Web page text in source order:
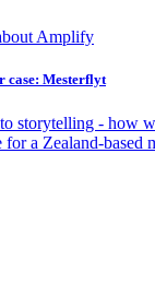
Amplify
case: Mesterflyt
storytelling - how
for a Zealand-based